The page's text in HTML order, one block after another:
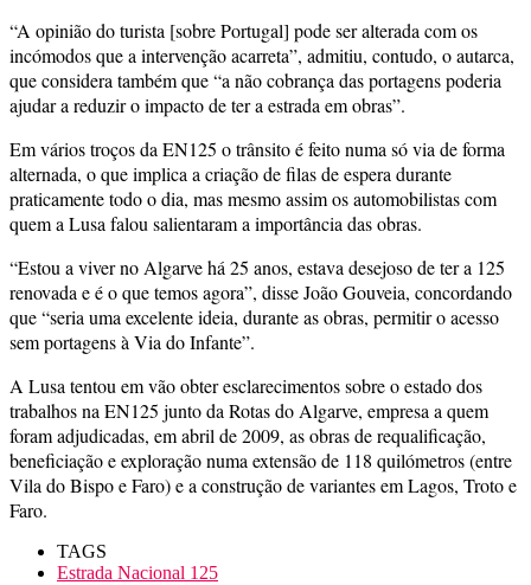
“A opinião do turista [sobre Portugal] pode ser alterada com os
incómodos que a intervenção acarreta”, admitiu, contudo, o autarca,
que considera também que “a não cobrança das portagens poderia
ajudar a reduzir o impacto de ter a estrada em obras”.
Em vários troços da EN125 o trânsito é feito numa só via de forma
alternada, o que implica a criação de filas de espera durante
praticamente todo o dia, mas mesmo assim os automobilistas com
quem a Lusa falou salientaram a importância das obras.
“Estou a viver no Algarve há 25 anos, estava desejoso de ter a 125
renovada e é o que temos agora”, disse João Gouveia, concordando
que “seria uma excelente ideia, durante as obras, permitir o acesso
sem portagens à Via do Infante”.
A Lusa tentou em vão obter esclarecimentos sobre o estado dos
trabalhos na EN125 junto da Rotas do Algarve, empresa a quem
foram adjudicadas, em abril de 2009, as obras de requalificação,
beneficiação e exploração numa extensão de 118 quilómetros (entre
Vila do Bispo e Faro) e a construção de variantes em Lagos, Troto e
Faro.
TAGS
Estrada Nacional 125